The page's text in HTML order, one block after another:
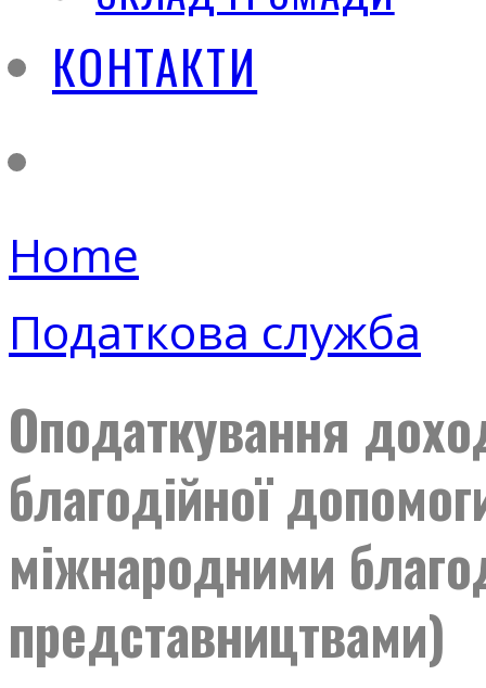
КОНТАКТИ
Home
Податкова служба
Оподаткування
благодійної
міжнародними
представництвами)